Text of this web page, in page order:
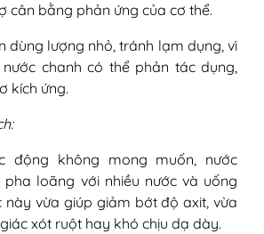
cân bằng phản ứng của cơ thể.
dùng lượng nhỏ, tránh lạm dụng, vì
chanh có thể phản tác dụng,
kích ứng.
động không mong muốn, nước
pha loãng với nhiều nước và uống
này vừa giúp giảm bớt độ axit, vừa
xót ruột hay khó chịu dạ dày.